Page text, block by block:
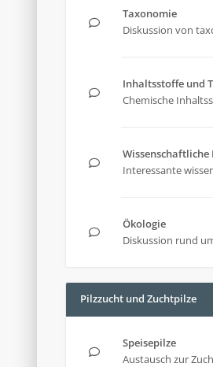
Taxonomie
Diskussion von
Inhaltsstoffe und
Chemische
Interessante
Ökologie
Diskussion rund
Pilzzucht und Zuchtpilze
Speisepilze
Austausch zur